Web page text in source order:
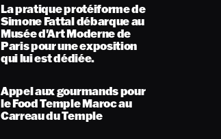
La pratique protéiforme de
Simone Fattal débarque au
Musée d'Art Moderne de
Paris pour une exposition
qui lui est dédiée.
Appel aux gourmands pour
le Food Temple Maroc au
Carreau du Temple